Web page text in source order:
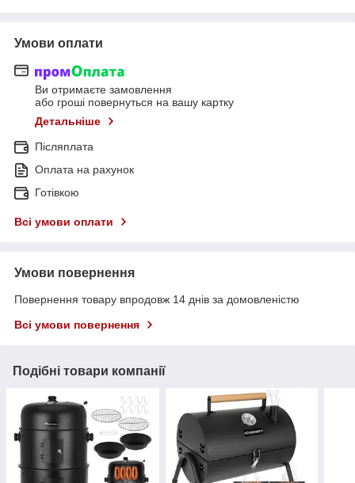
Умови оплати
Ви отримаєте замовлення
або гроші повернуться на вашу картку
Детальніше
Післяплата
Оплата на рахунок
Готівкою
Всі умови оплати
Умови повернення
Повернення товару впродовж 14 днів за домовленістю
Всі умови повернення
Подібні товари компанії